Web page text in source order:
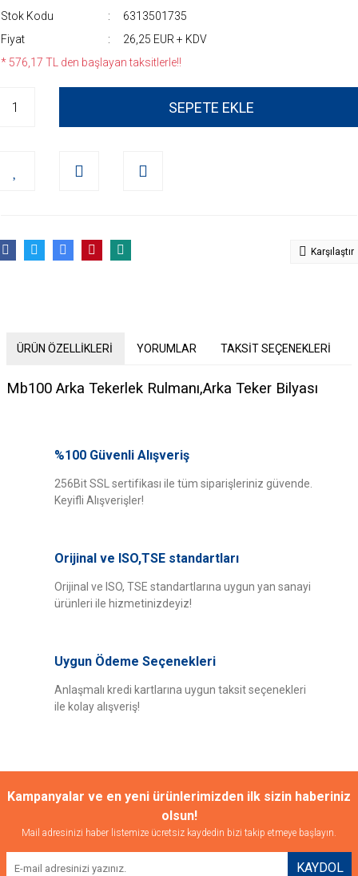
Stok Kodu
6313501735
Fiyat
26,25 EUR + KDV
* 576,17 TL den başlayan taksitlerle!!
SEPETE EKLE
Karşılaştır
ÜRÜN ÖZELLİKLERİ YORUMLAR TAKSİT SEÇENEKLERİ
Mb100 Arka Tekerlek Rulmanı,Arka Teker Bilyası
Bu ürüne ilk yorumu siz yapın!
yetersiz gördüğünüz noktaları öneri formunu kullanarak tarafımıza
iletebilirsiniz.
Görüş ve önerileriniz için teşekkür ederiz.
Ürün bilgilerinde hatalar bulunuyor.
Ürün fiyatı diğer sitelerden daha pahalı.
Bu ürüne benzer farklı alternatifler olmalı.
%100 Güvenli Alışveriş
256Bit SSL sertifikası ile tüm siparişleriniz güvende.
Keyifli Alışverişler!
Orijinal ve ISO,TSE standartları
Orijinal ve ISO, TSE standartlarına uygun yan sanayi
ürünleri ile hizmetinizdeyiz!
Uygun Ödeme Seçenekleri
Anlaşmalı kredi kartlarına uygun taksit seçenekleri
ile kolay alışveriş!
Kampanyalar ve en yeni ürünlerimizden ilk sizin haberiniz
olsun!
Mail adresinizi haber listemize ücretsiz kaydedin bizi takip etmeye başlayın.
KAYDOL